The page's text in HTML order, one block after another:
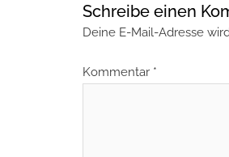
Schreibe einen
Deine E-Mail-Adresse
Kommentar *